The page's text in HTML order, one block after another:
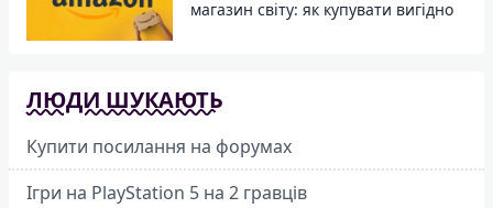
магазин світу: як купувати вигідно
ЛЮДИ ШУКАЮТЬ
Купити посилання на форумах
Ігри на PlayStation 5 на 2 гравців